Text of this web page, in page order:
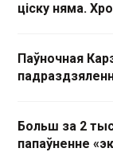
ціску няма.
Паўночная
Больш за 2
папаўненне